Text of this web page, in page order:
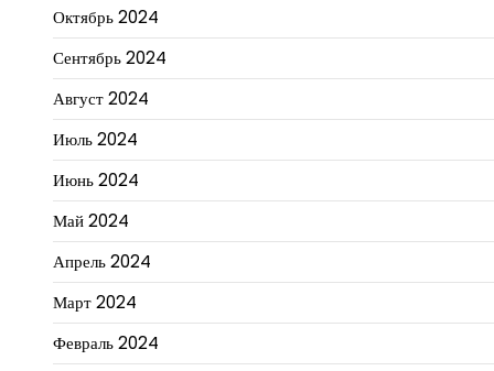
Октябрь 2024
Сентябрь 2024
Август 2024
Июль 2024
Июнь 2024
Май 2024
Апрель 2024
Март 2024
Февраль 2024